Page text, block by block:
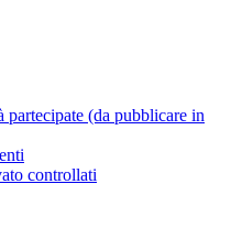
partecipate (da pubblicare in
controllati